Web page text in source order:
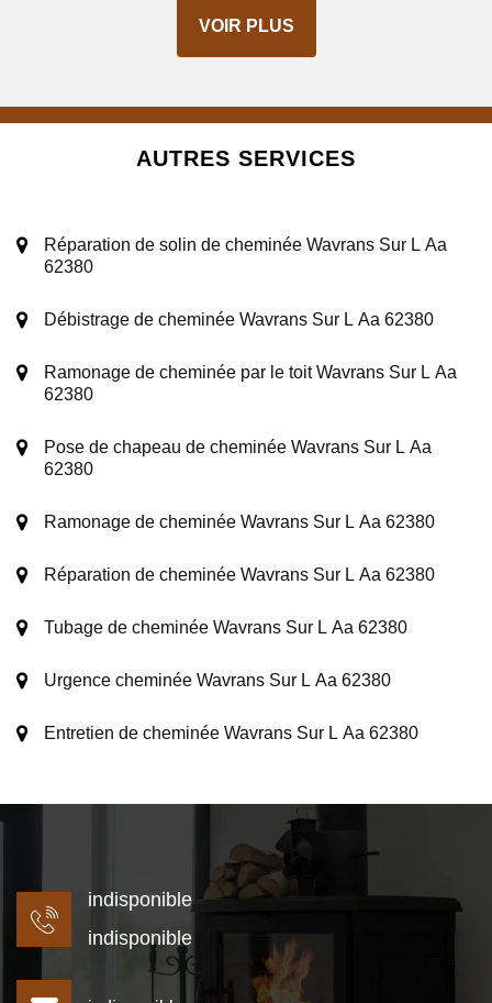
VOIR PLUS
AUTRES SERVICES
Réparation de solin de cheminée Wavrans Sur L Aa
62380
Débistrage de cheminée Wavrans Sur L Aa 62380
Ramonage de cheminée par le toit Wavrans Sur L Aa
62380
Pose de chapeau de cheminée Wavrans Sur L Aa
62380
Ramonage de cheminée Wavrans Sur L Aa 62380
Réparation de cheminée Wavrans Sur L Aa 62380
Tubage de cheminée Wavrans Sur L Aa 62380
Urgence cheminée Wavrans Sur L Aa 62380
Entretien de cheminée Wavrans Sur L Aa 62380
indisponible
indisponible